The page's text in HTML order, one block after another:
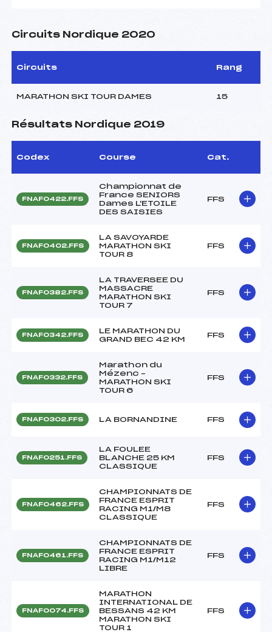
Circuits Nordique 2020
Circuits Rang
MARATHON SKI TOUR DAMES 15
Résultats Nordique 2019
Codex Course Cat.
FNAF0422.FFS
Championnat de
France SENIORS
Dames L'ETOILE
DES SAISIES
FFS
FNAF0402.FFS
LA SAVOYARDE
MARATHON SKI
TOUR 8
FFS
FNAF0382.FFS
LA TRAVERSEE DU
MASSACRE
MARATHON SKI
TOUR 7
FFS
FNAF0342.FFS
LE MARATHON DU
GRAND BEC 42 KM
FFS
FNAF0332.FFS
Marathon du
Mézenc –
MARATHON SKI
TOUR 6
FFS
FNAF0302.FFS LA BORNANDINE FFS
FNAF0251.FFS
LA FOULEE
BLANCHE 25 KM
CLASSIQUE
FFS
FNAF0462.FFS
CHAMPIONNATS DE
FRANCE ESPRIT
RACING M1/M8
CLASSIQUE
FFS
FNAF0461.FFS
CHAMPIONNATS DE
FRANCE ESPRIT
RACING M1/M12
LIBRE
FFS
FNAF0074.FFS
MARATHON
INTERNATIONAL DE
BESSANS 42 KM
MARATHON SKI
TOUR 1
FFS